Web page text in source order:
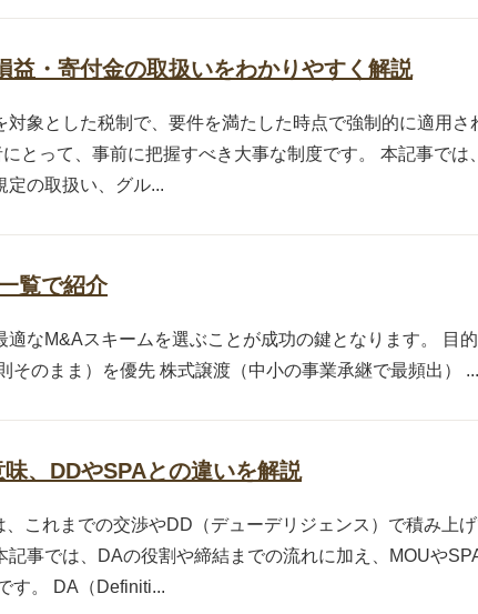
益・寄付金の取扱いをわかりやすく解説
象とした税制で、要件を満たした時点で強制的に適用さ
とって、事前に把握すべき大事な制度です。 本記事では
定の取扱い、グル...
覧で紹介
なM&Aスキームを選ぶことが成功の鍵となります。 目
のまま）を優先 株式譲渡（中小の事業承継で最頻出） ...
、DDやSPAとの違いを解説
これまでの交渉やDD（デューデリジェンス）で積み上
事では、DAの役割や締結までの流れに加え、MOUや
す。 DA（Definiti...